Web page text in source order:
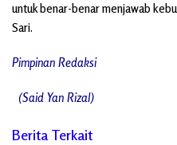
untuk benar-benar menjawab
Sari.
Pimpinan Redaksi
(Said Yan Rizal)
Berita Terkait